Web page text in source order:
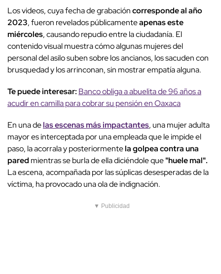
Los videos, cuya fecha de grabacióncorresponde al año
2023, fueron revelados públicamenteapenas este
miércoles, causando repudio entre la ciudadanía. El
contenido visual muestra cómo algunas mujeres del
personal del asilo suben sobre los ancianos, los sacuden con
brusquedad y los arrinconan, sin mostrar empatía alguna.
Te puede interesar: Banco obliga a abuelita de 96 años a
acudir en camilla para cobrar su pensión en Oaxaca
En una delas escenas más impactantes, una mujer adulta
mayor es interceptada por una empleada que le impide el
paso, la acorrala y posteriormentela golpea contra una
pared mientras se burla de ella diciéndole que"huele mal".
La escena, acompañada por las súplicas desesperadas de la
víctima, ha provocado una ola de indignación.
▼ Publicidad